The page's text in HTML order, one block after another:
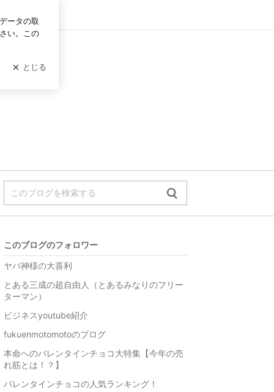
ログイン
このブログのフォロワー
ヤバ神様の大喜利
とある三成の超自由人（とあるみなりのフリー
ターマン）
ビジネスyoutube紹介
fukuenmotomotoのブログ
本命へのバレンタインチョコ大特集【今年の売
れ筋とは！？】
バレンタインチョコの人気ランキング！